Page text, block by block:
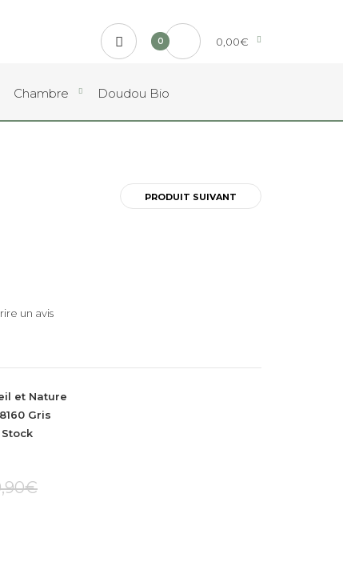
0 0,00€
Chambre Doudou Bio
PRODUIT SUIVANT
un avis
et Nature
Gris
Stock